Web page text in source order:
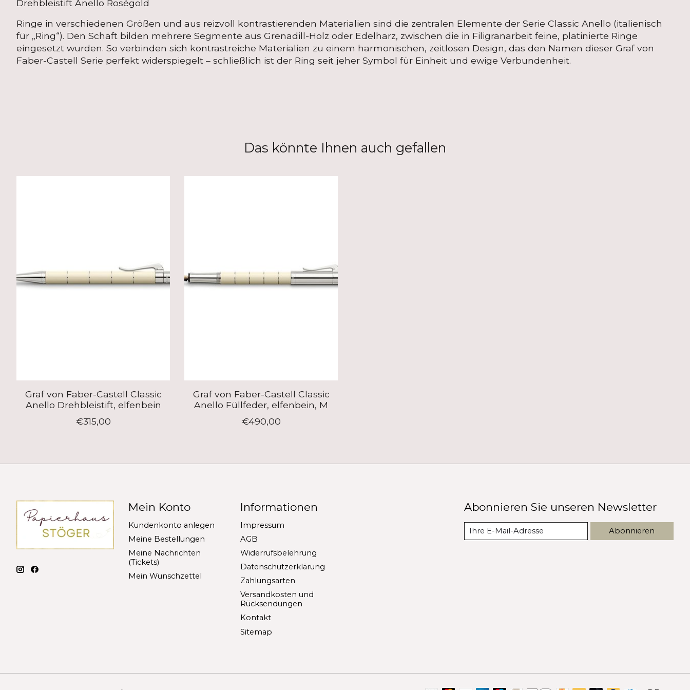
Drehbleistift Anello Roségold
Ringe in verschiedenen Größen und aus reizvoll kontrastierenden Materialien sind die zentralen Elemente der Serie Classic Anello (italienisch
für „Ring“). Den Schaft bilden mehrere Segmente aus Grenadill-Holz oder Edelharz, zwischen die in Filigranarbeit feine, platinierte Ringe
eingesetzt wurden. So verbinden sich kontrastreiche Materialien zu einem harmonischen, zeitlosen Design, das den Namen dieser Graf von
Faber-Castell Serie perfekt widerspiegelt – schließlich ist der Ring seit jeher Symbol für Einheit und ewige Verbundenheit.
Das könnte Ihnen auch gefallen
Graf von Faber-Castell Classic
Anello Drehbleistift, elfenbein
€315,00
Graf von Faber-Castell Classic
Anello Füllfeder, elfenbein, M
€490,00
Mein Konto
Kundenkonto anlegen
Meine Bestellungen
Meine Nachrichten
(Tickets)
Mein Wunschzettel
Informationen
Impressum
AGB
Widerrufsbelehrung
Datenschutzerklärung
Zahlungsarten
Versandkosten und
Rücksendungen
Kontakt
Sitemap
Abonnieren Sie unseren Newsletter
Abonnieren